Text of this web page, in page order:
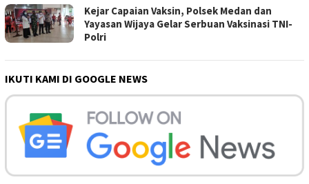
Kejar Capaian Vaksin, Polsek Medan dan
Yayasan Wijaya Gelar Serbuan Vaksinasi TNI-
Polri
IKUTI KAMI DI GOOGLE NEWS